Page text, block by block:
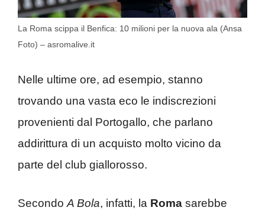
La Roma scippa il Benfica: 10 milioni per la nuova ala (Ansa
Foto) – asromalive.it
Nelle ultime ore, ad esempio, stanno
trovando una vasta eco le indiscrezioni
provenienti dal Portogallo, che parlano
addirittura di un acquisto molto vicino da
parte del club giallorosso.
Secondo A Bola, infatti, la Roma sarebbe